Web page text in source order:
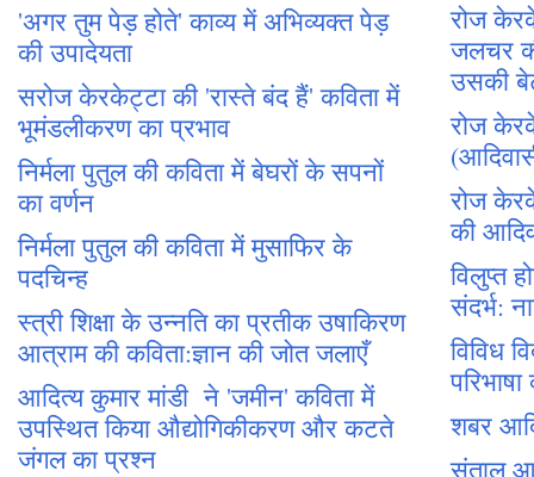
'अगर तुम पेड़ होते' काव्य में अभिव्यक्त पेड़
की उपादेयता
सरोज केरकेट्टा की 'रास्ते बंद हैं' कविता में
भूमंडलीकरण का प्रभाव
निर्मला पुतुल की कविता में बेघरों के सपनों
का वर्णन
निर्मला पुतुल की कविता में मुसाफिर के
पदचिन्ह
स्त्री शिक्षा के उन्नति का प्रतीक उषाकिरण
आत्राम की कविता:ज्ञान की जोत जलाएँ
आदित्य कुमार मांडी ने 'जमीन' कविता में
उपस्थित किया औद्योगिकीकरण और कटते
जंगल का प्रश्न
रोज
जलचर
उसकी
रोज
रोज
की
विलुप्त
संदर्भ:
विविध
शबर
संताल